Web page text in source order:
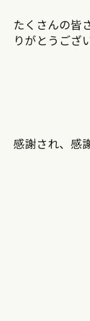
たくさんの皆
りがとうござ
感謝され、感